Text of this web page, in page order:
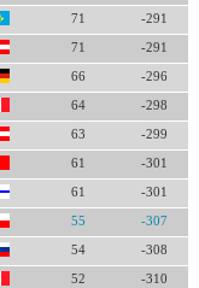
71 -291
71 -291
66 -296
64 -298
63 -299
61 -301
61 -301
55 -307
54 -308
52 -310